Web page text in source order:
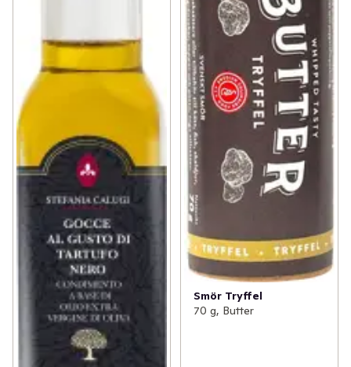
Smör Tryffel
70 g, Butter